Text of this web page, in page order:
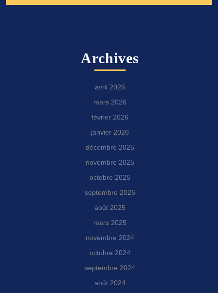
Archives
avril 2026
mars 2026
février 2026
janvier 2026
décembre 2025
novembre 2025
octobre 2025
septembre 2025
août 2025
mars 2025
novembre 2024
octobre 2024
septembre 2024
août 2024